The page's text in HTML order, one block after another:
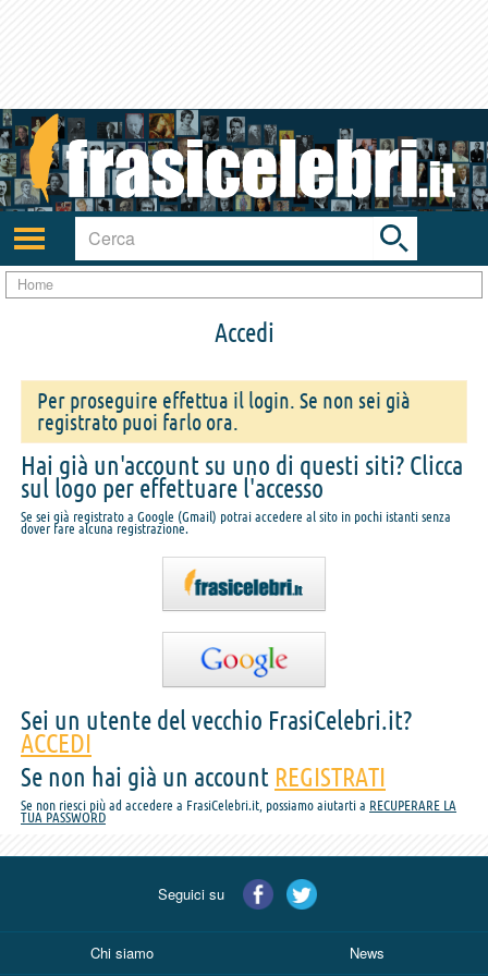
Attiva/disattiva
navigazione
Toggle
search
bar
Home
Accedi
Per proseguire effettua il login. Se non sei già
registrato puoi farlo ora.
Hai già un'account su uno di questi siti? Clicca
sul logo per effettuare l'accesso
Se sei già registrato a Google (Gmail) potrai accedere al sito in pochi istanti senza
dover fare alcuna registrazione.
Sei un utente del vecchio FrasiCelebri.it?
ACCEDI
Se non hai già un account REGISTRATI
Se non riesci più ad accedere a FrasiCelebri.it, possiamo aiutarti a RECUPERARE LA
TUA PASSWORD
Seguici su
Chi siamo News